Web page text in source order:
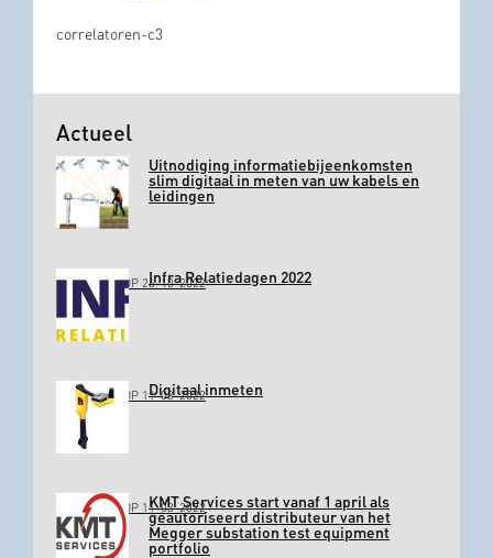
correlatoren-c3
Actueel
Uitnodiging informatiebijeenkomsten
slim digitaal in meten van uw kabels en
leidingen
GEPLAATST OP 26-10-2022Infra Relatiedagen 2022
GEPLAATST OP 11-03-2022Digitaal inmeten
GEPLAATST OP 11-03-2022KMT Services start vanaf 1 april als
geautoriseerd distributeur van het
Megger substation test equipment
portfolio